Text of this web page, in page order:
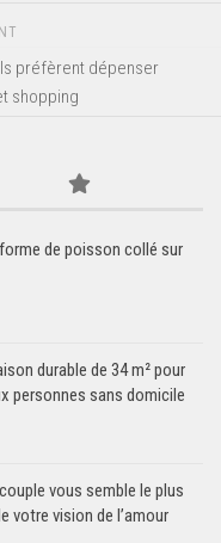
préfèrent dépenser
shopping
de poisson collé sur
durable de 34 m² pour
personnes sans domicile
vous semble le plus
votre vision de l’amour